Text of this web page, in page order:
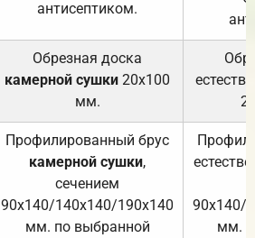
антисептиком.
Обрезная доска
камерной сушки 20х100
мм.
Профилированный брус
камерной сушки,
сечением
90х140/140х140/190х140
мм. по выбранной
90х140/
мм.